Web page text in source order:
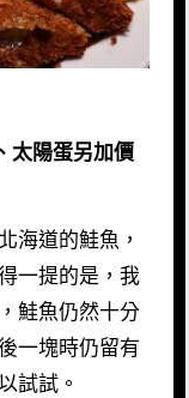
太陽蛋另加價
海道的鮭魚，
一提的是，我
鮭魚仍然十分
一塊時仍留有
試試。